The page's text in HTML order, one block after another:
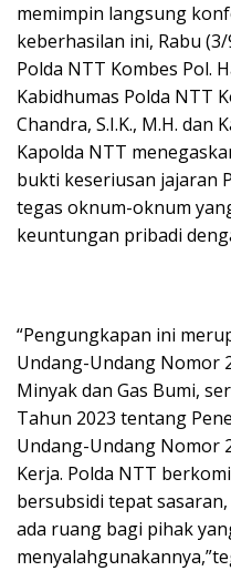
memimpin langsung
keberhasilan ini, Rabu
Polda NTT Kombes Pol.
Kabidhumas Polda NTT
Chandra, S.I.K., M.H. dan
Kapolda NTT
bukti keseriusan jajaran
tegas oknum-oknum
keuntungan pribadi
“Pengungkapan ini
Undang-Undang Nomor
Minyak dan Gas Bumi,
Tahun 2023 tentang
Undang-Undang Nomor
Kerja. Polda NTT
bersubsidi tepat
ada ruang bagi pihak